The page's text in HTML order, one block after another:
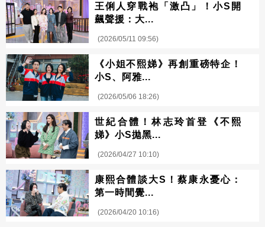
王俐人穿戰袍「激凸」！小S開
飆聲援：大...
(2026/05/11 09:56)
《小姐不熙娣》再創重磅特企！
小S、阿雅...
(2026/05/06 18:26)
世紀合體！林志玲首登《不熙
娣》小S拋黑...
(2026/04/27 10:10)
康熙合體談大S！蔡康永憂心：
第一時間覺...
(2026/04/20 10:16)